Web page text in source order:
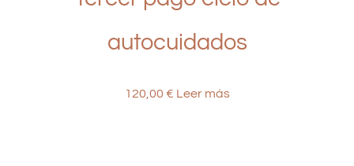
autocuidados
120,00 € Leer más